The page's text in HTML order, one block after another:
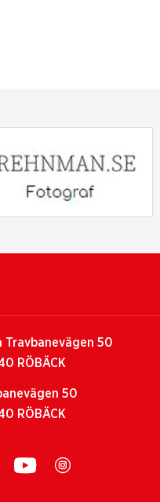
Travbanevägen 50
RÖBÄCK
50
RÖBÄCK